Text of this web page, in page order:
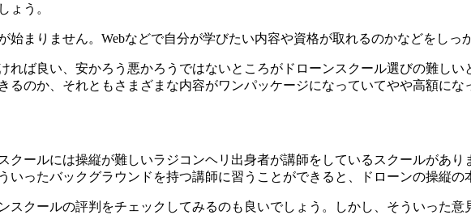
ょう。
始まりません。Webなどで自分が学びたい内容や資格が取れるのかなどをしっ
れば良い、安かろう悪かろうではないところがドローンスクール選びの難し
るのか、それともさまざまな内容がワンパッケージになっていてやや高額に
クールには操縦が難しいラジコンヘリ出身者が講師をしているスクールがあ
いったバックグラウンドを持つ講師に習うことができると、ドローンの操縦の
スクールの評判をチェックしてみるのも良いでしょう。しかし、そういった